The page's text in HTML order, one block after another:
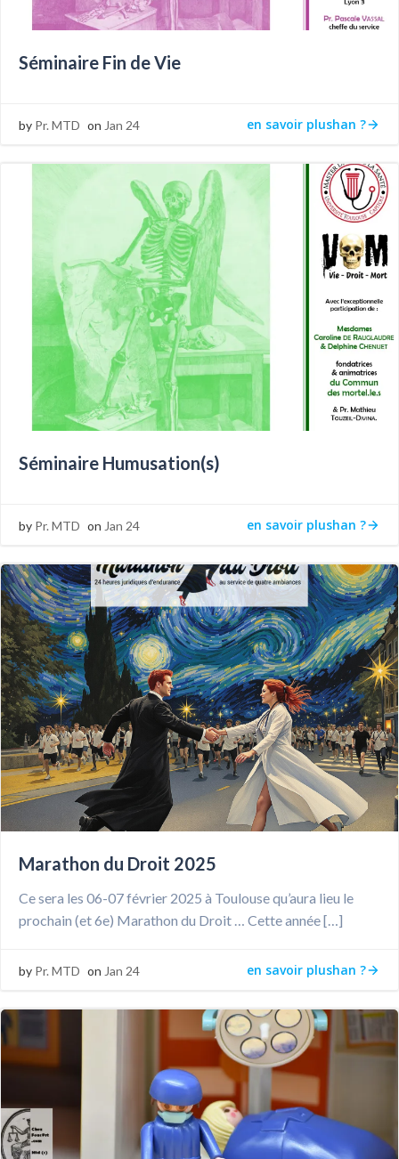
Séminaire Fin de Vie
by Pr. MTD on Jan 24 en savoir plushan ?
Séminaire Humusation(s)
by Pr. MTD on Jan 24 en savoir plushan ?
Marathon du Droit 2025
Ce sera les 06-07 février 2025 à Toulouse qu’aura lieu le
prochain (et 6e) Marathon du Droit … Cette année […]
by Pr. MTD on Jan 24 en savoir plushan ?